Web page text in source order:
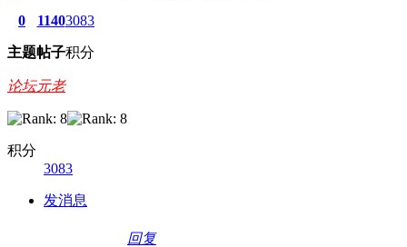
0
主题
1140
帖子
3083
积分
论坛元老
积分
3083
发消息
回复